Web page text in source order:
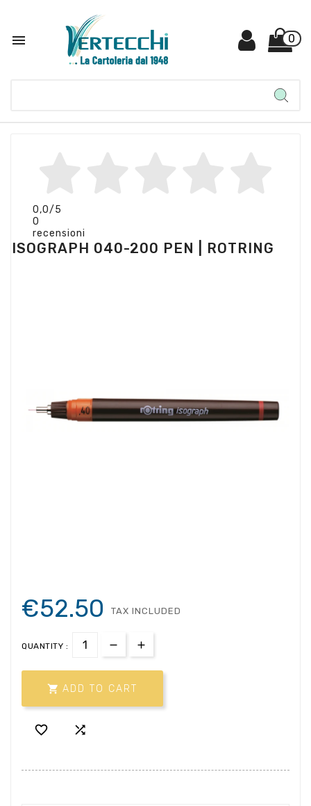
 0
0,0/5
0
recensioni
ISOGRAPH 040-200 PEN | ROTRING
€52.50 TAX INCLUDED
QUANTITY :
 ADD TO CART
 